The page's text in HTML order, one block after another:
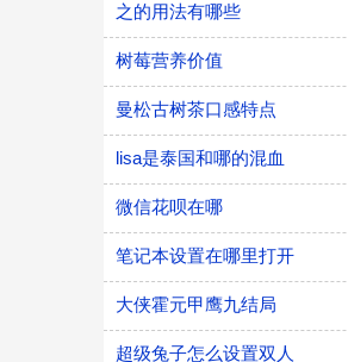
之的用法有哪些
树莓营养价值
曼松古树茶口感特点
lisa是泰国和哪的混血
微信花呗在哪
笔记本设置在哪里打开
大侠霍元甲鹰九结局
超级兔子怎么设置双人